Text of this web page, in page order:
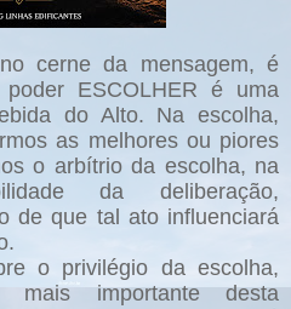
cerne da mensagem, é
ESCOLHER é uma
do Alto. Na escolha,
as melhores ou piores
o arbítrio da escolha, na
da deliberação,
de que tal ato influenciará
o privilégio da escolha,
importante desta